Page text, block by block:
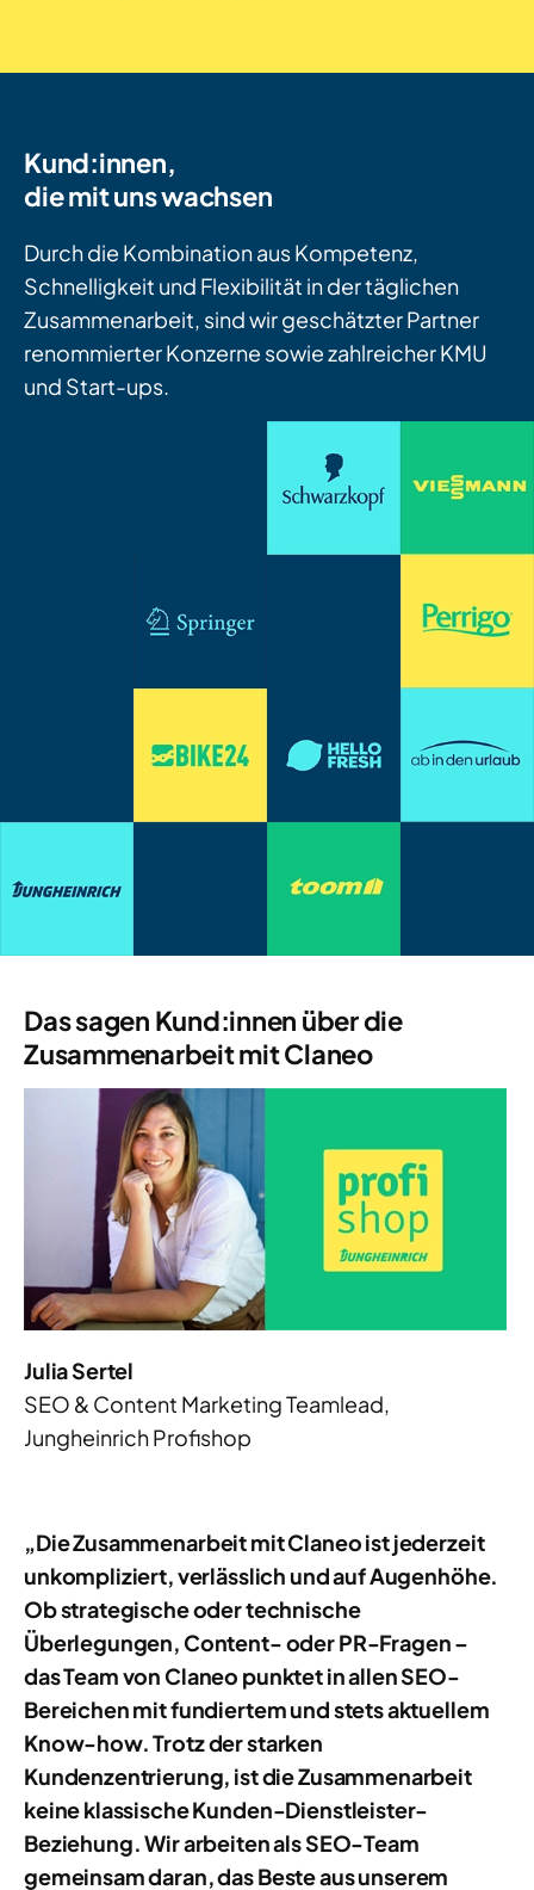
Kund:innen,
die mit uns wachsen
Durch die Kombination aus Kompetenz,
Schnelligkeit und Flexibilität in der täglichen
Zusammenarbeit, sind wir geschätzter Partner
renommierter Konzerne sowie zahlreicher KMU
und Start-ups.
Das sagen Kund:innen über die
Zusammenarbeit mit Claneo
Julia Sertel
SEO & Content Marketing Teamlead,
Jungheinrich Profishop
„Die Zusammenarbeit mit Claneo ist jederzeit
unkompliziert, verlässlich und auf Augenhöhe.
Ob strategische oder technische
Überlegungen, Content- oder PR-Fragen –
das Team von Claneo punktet in allen SEO-
Bereichen mit fundiertem und stets aktuellem
Know-how. Trotz der starken
Kundenzentrierung, ist die Zusammenarbeit
keine klassische Kunden-Dienstleister-
Beziehung. Wir arbeiten als SEO-Team
gemeinsam daran, das Beste aus unserem